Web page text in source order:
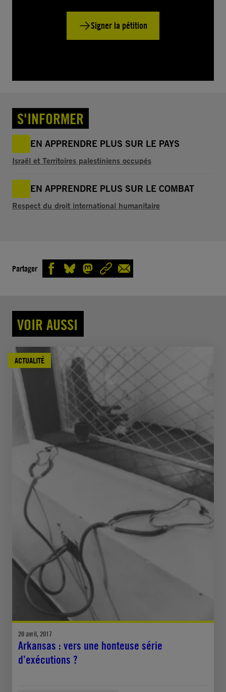
Signer la pétition
S'INFORMER
EN APPRENDRE PLUS SUR LE PAYS
Israël et Territoires palestiniens occupés
EN APPRENDRE PLUS SUR LE COMBAT
Respect du droit international humanitaire
Partager
VOIR AUSSI
ACTUALITÉ
20 avril, 2017
Arkansas : vers une honteuse série
d’exécutions ?